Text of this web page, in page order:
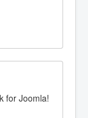
for Joomla!